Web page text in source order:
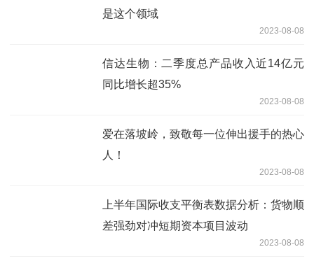
是这个领域
2023-08-08
信达生物：二季度总产品收入近14亿元
同比增长超35%
2023-08-08
爱在落坡岭，致敬每一位伸出援手的热心
人！
2023-08-08
上半年国际收支平衡表数据分析：货物顺
差强劲对冲短期资本项目波动
2023-08-08